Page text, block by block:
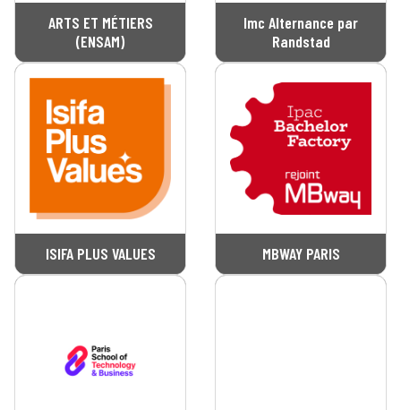
ARTS ET MÉTIERS
(ENSAM)
Imc Alternance par
Randstad
ISIFA PLUS VALUES MBWAY PARIS